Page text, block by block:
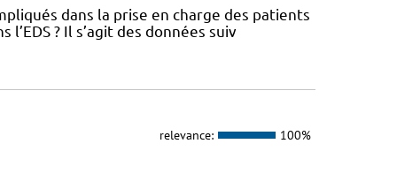
dans la prise en charge des patients
? Il s’agit des données suiv
relevance: 100%